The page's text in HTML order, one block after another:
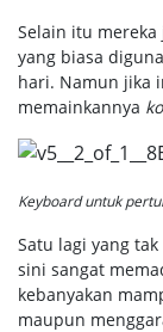
Selain itu
yang biasa
hari. Namun jika
memainkannya
Keyboard untuk
Satu lagi yang
sini sangat
kebanyakan
maupun